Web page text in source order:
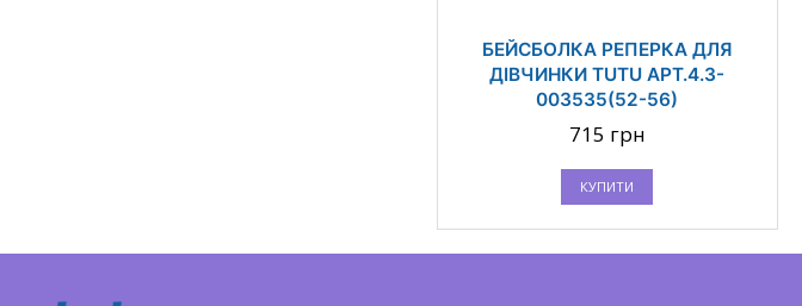
БЕЙСБОЛКА РЕПЕРКА ДЛЯ
ДІВЧИНКИ TUTU АРТ.4.3-
003535(52-56)
715 грн
КУПИТИ